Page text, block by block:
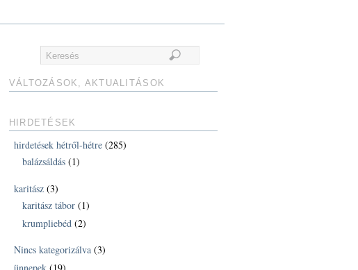
VÁLTOZÁSOK, AKTUALITÁSOK
HIRDETÉSEK
hirdetések hétről-hétre (285)
balázsáldás (1)
karitász (3)
karitász tábor (1)
krumpliebéd (2)
Nincs kategorizálva (3)